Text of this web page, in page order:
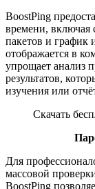
BoostPing
времени, включая
пакетов и график
отображается в
упрощает анализ
результатов,
изучения или
Скачать
Для
массовой
BoostPing